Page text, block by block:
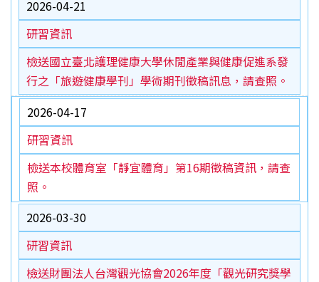
2026-04-21
研習資訊
檢送國立臺北護理健康大學休閒產業與健康促進系發
行之「旅遊健康學刊」學術期刊徵稿訊息，請查照。
2026-04-17
研習資訊
檢送本校體育室「靜宜體育」第16期徵稿資訊，請查
照。
2026-03-30
研習資訊
檢送財團法人台灣觀光協會2026年度「觀光研究獎學